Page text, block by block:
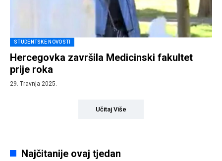
STUDENTSKE NOVOSTI
Hercegovka završila Medicinski fakultet
prije roka
29. Travnja 2025.
Učitaj Više
Najčitanije ovaj tjedan